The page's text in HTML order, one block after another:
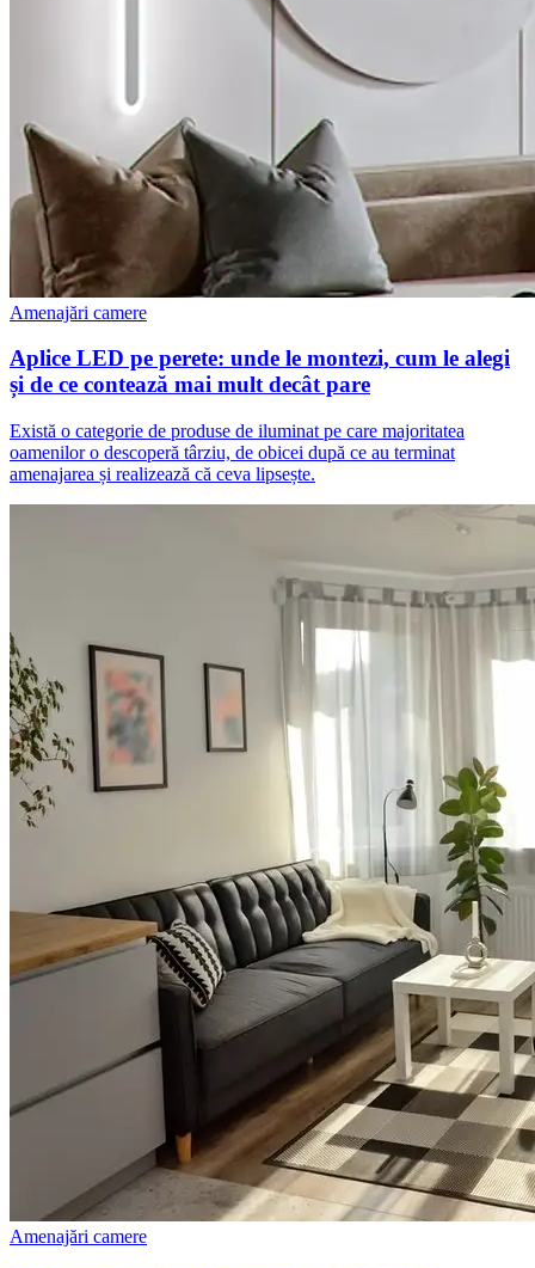
Amenajări camere
Aplice LED pe perete: unde le montezi, cum le alegi
și de ce contează mai mult decât pare
Există o categorie de produse de iluminat pe care majoritatea
oamenilor o descoperă târziu, de obicei după ce au terminat
amenajarea și realizează că ceva lipsește.
Amenajări camere